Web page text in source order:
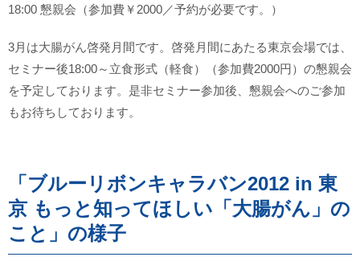
18:00 懇親会（参加費￥2000／予約が必要です。）
3月は大腸がん啓発月間です。啓発月間にあたる東京会場では、
セミナー後18:00～立食形式（軽食）（参加費2000円）の懇親会
を予定しております。是非セミナー参加後、懇親会へのご参加
もお待ちしております。
「ブルーリボンキャラバン2012 in 東
京 もっと知ってほしい「大腸がん」の
こと」の様子